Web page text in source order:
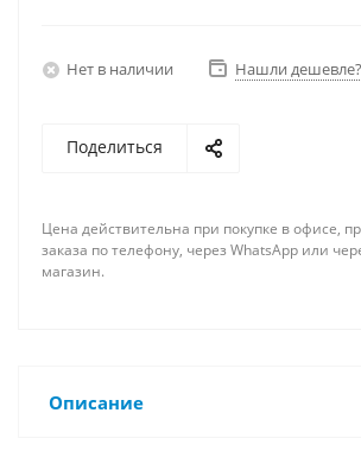
Нет в наличии Нашли дешевле?
Поделиться
Цена действительна при покупке в офисе,
заказа по телефону, через WhatsApp или
магазин.
Описание